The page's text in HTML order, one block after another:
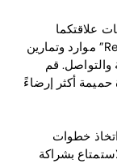
علاقتكما
بمساعدة التكنولوجيا. يوفر تطبيق “Recoupling” موارد وتمارين
والتواصل. قم
حميمة أكثر إرضاءً
خطوات
بشراكة